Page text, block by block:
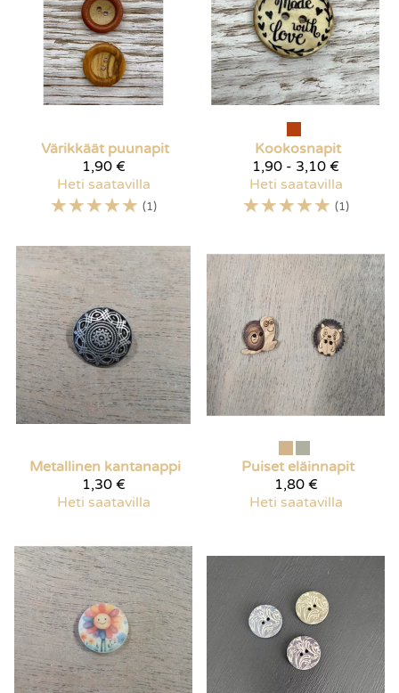
Värikkäät puunapit
1,90 €
Heti saatavilla
☆☆☆☆☆ (1)
Kookosnapit
1,90 - 3,10 €
Heti saatavilla
☆☆☆☆☆ (1)
Metallinen kantanappi
1,30 €
Heti saatavilla
Puiset eläinnapit
1,80 €
Heti saatavilla